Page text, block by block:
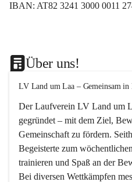
IBAN: AT82 3241 3000 0011
Über uns!
LV Land um Laa – Gemeinsam in
Der Laufverein LV Land um
gegründet – mit dem Ziel,
Gemeinschaft zu fördern.
Begeisterte zum
trainieren und Spaß an der
Bei diversen Wettkämpfen